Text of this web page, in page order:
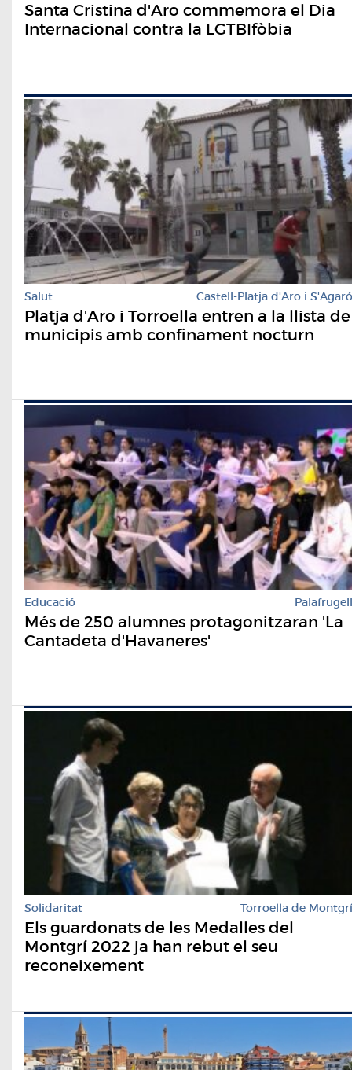
Santa Cristina d'Aro commemora el Dia
Internacional contra la LGTBIfòbia
Salut Castell-Platja d'Aro i S'Agaró
Platja d'Aro i Torroella entren a la llista de
municipis amb confinament nocturn
Educació Palafrugell
Més de 250 alumnes protagonitzaran 'La
Cantadeta d'Havaneres'
Solidaritat Torroella de Montgrí
Els guardonats de les Medalles del
Montgrí 2022 ja han rebut el seu
reconeixement